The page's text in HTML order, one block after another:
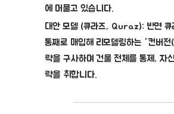
에 머물고 있습니다.
대안 모델 (큐라즈, Quraz): 반면
통째로 매입해 리모델링하는 '컨버
략을 구사하며 건물 전체를 통제, 자
략을 취합니다.